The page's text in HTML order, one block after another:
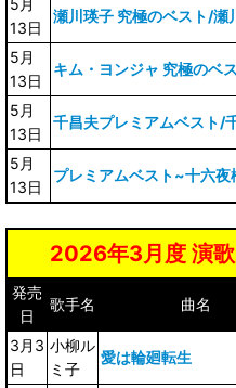
5月
13日
瀬川瑛子 究極のベスト/瀬
5月
13日
キム・ヨンジャ 究極のベ
5月
13日
千昌夫プレミアムベスト/
5月
13日
プレミアムベスト~十六
2026年3月度 演歌
発売
日
歌手名 曲名
3月3
日
小柳ル
ミ子
愛は輪廻転生